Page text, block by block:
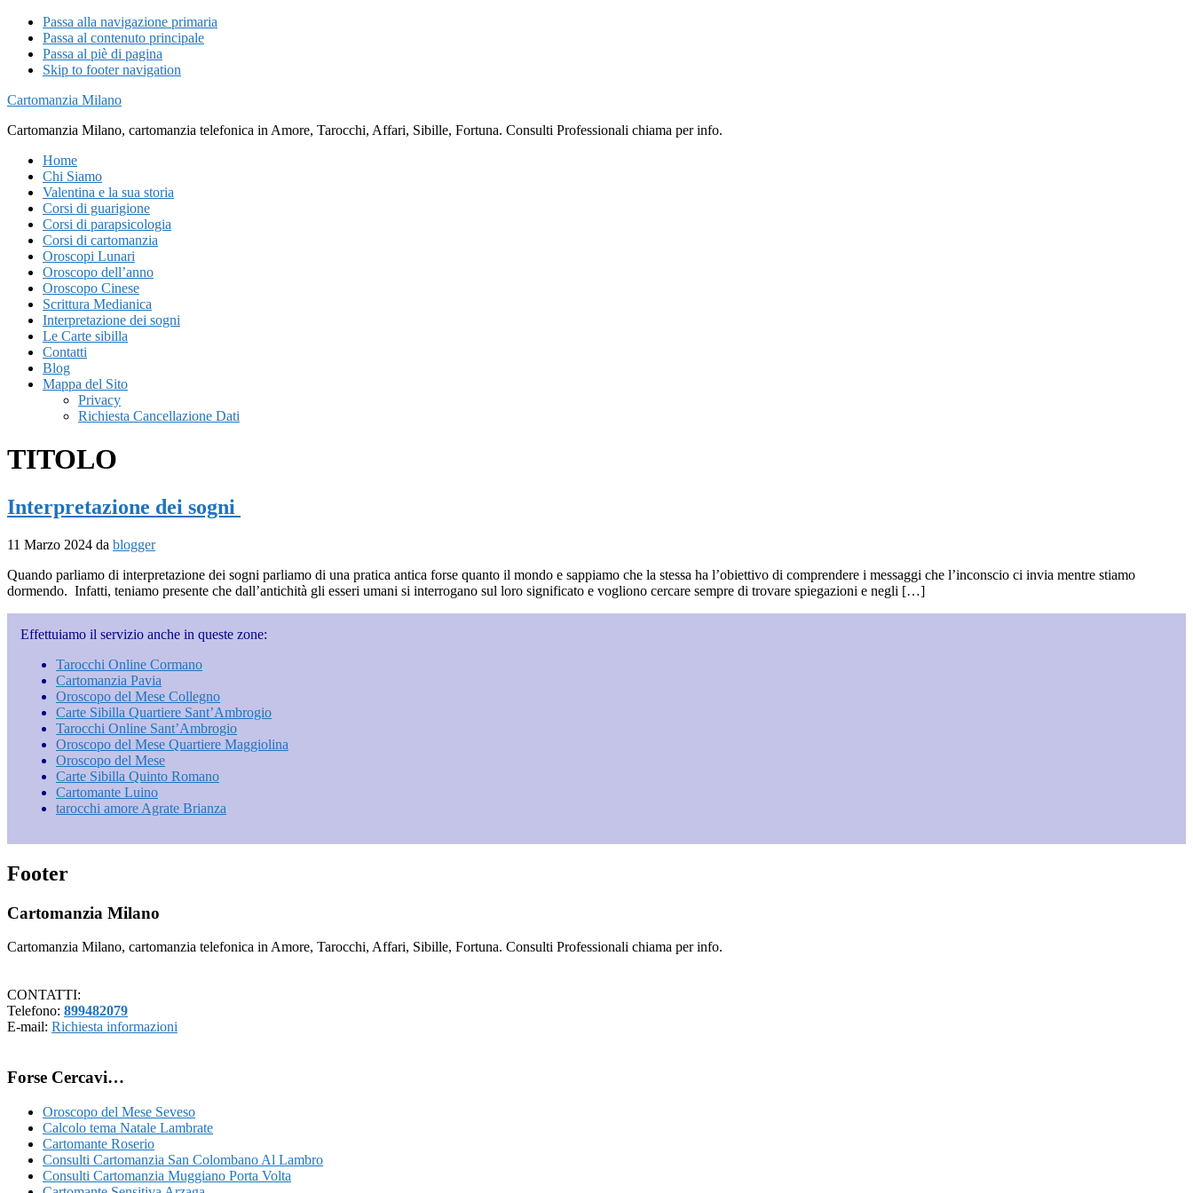
Passa alla navigazione primaria
Passa al contenuto principale
Passa al piè di pagina
Skip to footer navigation
Cartomanzia Milano
Cartomanzia Milano, cartomanzia telefonica in Amore, Tarocchi, Affari, Sibille, Fortuna. Consulti Professionali chiama per info.
Home
Chi Siamo
Valentina e la sua storia
Corsi di guarigione
Corsi di parapsicologia
Corsi di cartomanzia
Oroscopi Lunari
Oroscopo dell’anno
Oroscopo Cinese
Scrittura Medianica
Interpretazione dei sogni
Le Carte sibilla
Contatti
Blog
Mappa del Sito
Privacy
Richiesta Cancellazione Dati
TITOLO
Interpretazione dei sogni
11 Marzo 2024 da blogger
Quando parliamo di interpretazione dei sogni parliamo di una pratica antica forse quanto il mondo e sappiamo che la stessa ha l’obiettivo di comprendere i messaggi che l’inconscio ci invia mentre stiamo
dormendo. Infatti, teniamo presente che dall’antichità gli esseri umani si interrogano sul loro significato e vogliono cercare sempre di trovare spiegazioni e negli […]
Effettuiamo il servizio anche in queste zone:
Tarocchi Online Cormano
Cartomanzia Pavia
Oroscopo del Mese Collegno
Carte Sibilla Quartiere Sant’Ambrogio
Tarocchi Online Sant’Ambrogio
Oroscopo del Mese Quartiere Maggiolina
Oroscopo del Mese
Carte Sibilla Quinto Romano
Cartomante Luino
tarocchi amore Agrate Brianza
Footer
Cartomanzia Milano
Cartomanzia Milano, cartomanzia telefonica in Amore, Tarocchi, Affari, Sibille, Fortuna. Consulti Professionali chiama per info.
CONTATTI:
Telefono: 899482079
E-mail: Richiesta informazioni
Forse Cercavi…
Oroscopo del Mese Seveso
Calcolo tema Natale Lambrate
Cartomante Roserio
Consulti Cartomanzia San Colombano Al Lambro
Consulti Cartomanzia Muggiano Porta Volta